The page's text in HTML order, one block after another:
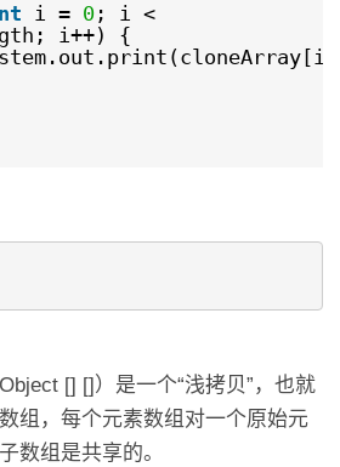
i = 0; i <
i++) {
[] []）是一个“浅拷贝”，也就
组，每个元素数组对一个原始元
数组是共享的。